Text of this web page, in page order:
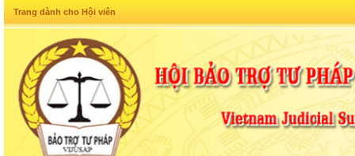
Trang dành cho Hội viên